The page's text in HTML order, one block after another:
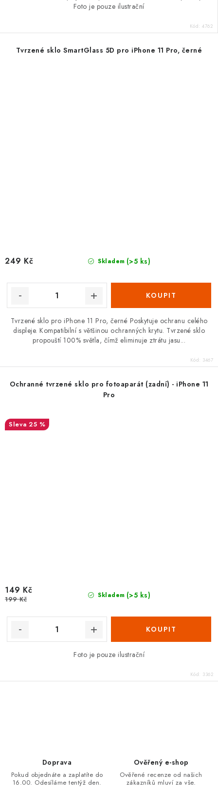
Foto je pouze ilustrační
Kód: 4762
Tvrzené sklo SmartGlass 5D pro iPhone 11 Pro, černé
Skladem (>5 ks)
249 Kč
Tvrzené sklo pro iPhone 11 Pro, černé Poskytuje ochranu celého
displeje. Kompatibilní s většinou ochranných krytu. Tvrzené sklo
propouští 100% světla, čímž eliminuje ztrátu jasu...
Kód: 3467
Ochranné tvrzené sklo pro fotoaparát (zadní) - iPhone 11
Pro
25 %
Skladem (>5 ks)
149 Kč
199 Kč
Foto je pouze ilustrační
Kód: 3362
Doprava
Pokud objednáte a zaplatíte do
16.00. Odesíláme tentýž den.
Ověřený e-shop
Ověřené recenze od našich
zákazníků mluví za vše.